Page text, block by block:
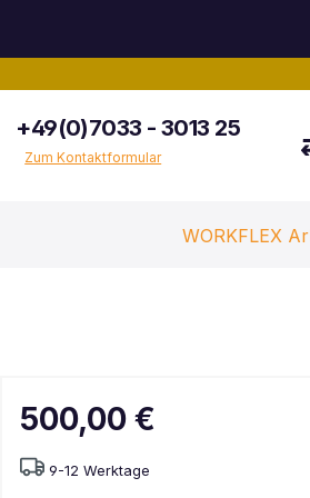
+49(0)7033 - 3013 25
Zum Kontaktformular
WORKFLEX
500,00 €
9-12 Werktage